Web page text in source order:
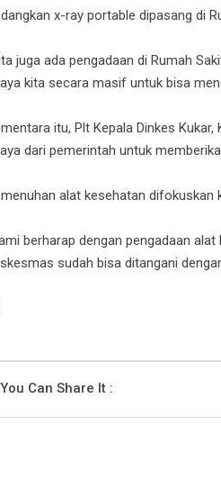
x-ray portable dipasang di
juga ada pengadaan di Rumah
kita secara masif untuk bisa
itu, Plt Kepala Dinkes
dari pemerintah untuk
alat kesehatan difokuskan
berharap dengan pengadaan
sudah bisa ditangani
You Can Share It :